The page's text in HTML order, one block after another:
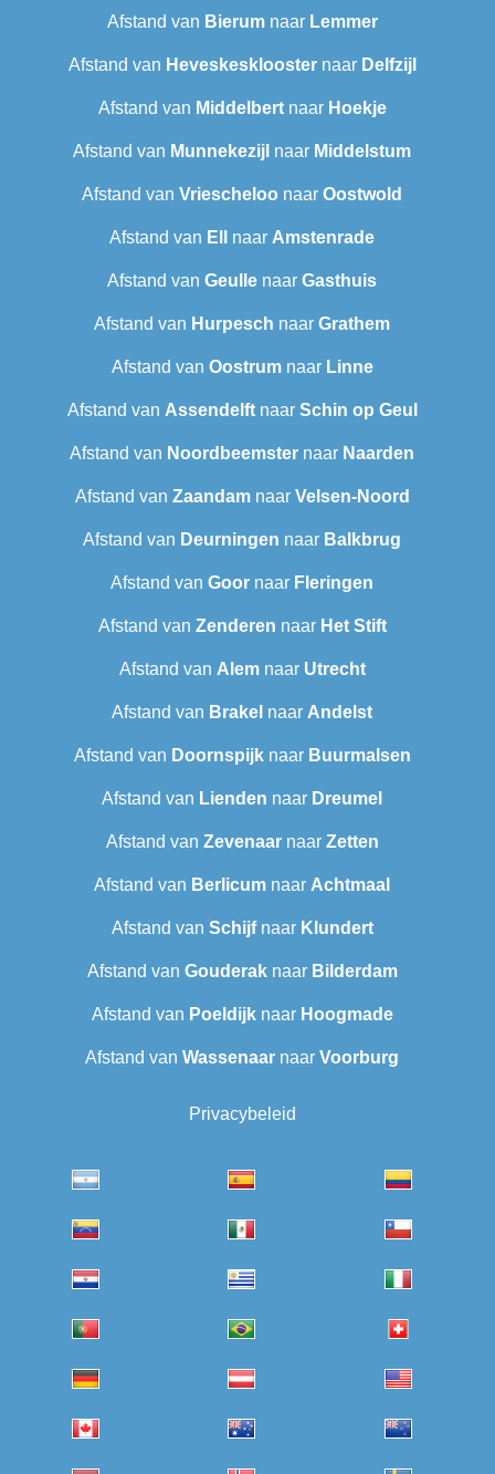
Afstand van Bierumnaar Lemmer
Afstand van Heveskesklooster‎naar Delfzijl
Afstand van Middelbertnaar Hoekje
Afstand van Munnekezijl naar Middelstum
Afstand van Vriescheloo naar Oostwold
Afstand van Ell naar Amstenrade
Afstand van Geulle naar Gasthuis
Afstand van Hurpesch naar Grathem
Afstand van Oostrumnaar Linne
Afstand van Assendelftnaar Schin op Geul
Afstand van Noordbeemster naar Naarden
Afstand van Zaandamnaar Velsen-Noord
Afstand van Deurningen naar Balkbrug
Afstand van Goor naar Fleringen
Afstand van Zenderen naar Het Stift
Afstand van Alemnaar Utrecht
Afstand van Brakel naar Andelst
Afstand van Doornspijknaar Buurmalsen
Afstand van Lienden naar Dreumel
Afstand van Zevenaarnaar Zetten
Afstand van Berlicum naar Achtmaal
Afstand van Schijfnaar Klundert
Afstand van Gouderaknaar Bilderdam
Afstand van Poeldijknaar Hoogmade
Afstand van Wassenaar naar Voorburg
Privacybeleid